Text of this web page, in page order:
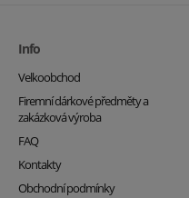
Info
Velkoobchod
Firemní dárkové předměty a
zakázková výroba
FAQ
Kontakty
Obchodní podmínky